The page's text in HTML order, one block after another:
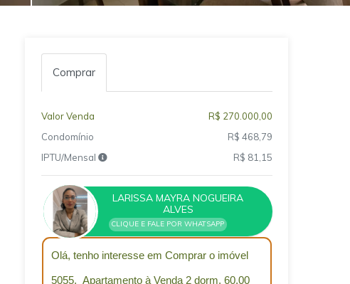
Comprar
Valor Venda
R$ 270.000,00
Condomínio
R$ 468,79
IPTU/Mensal
R$ 81,15
LARISSA MAYRA NOGUEIRA
ALVES
CLIQUE E FALE POR WHATSAPP
Qual o melhor dia e horário pra você?